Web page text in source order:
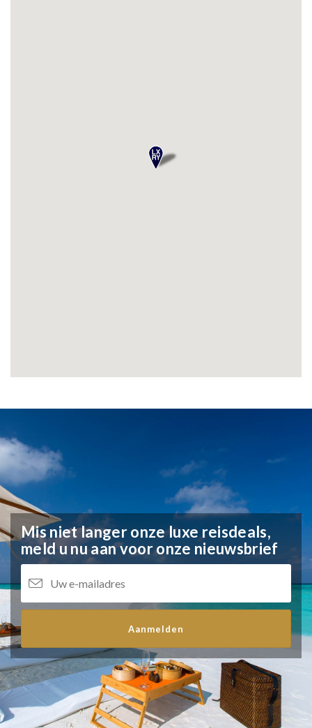
Mis niet langer onze luxe reisdeals,
meld u nu aan voor onze nieuwsbrief
Aanmelden